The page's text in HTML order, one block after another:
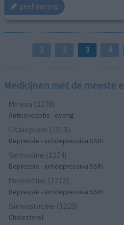
geef mening
1 2 3 4
Medicijnen met de meeste
Mirena (2378)
Anticonceptie - overig
Citalopram (1513)
Depressie - antidepressiva SSRI
Sertraline (1274)
Depressie - antidepressiva SSRI
Paroxetine (1272)
Depressie - antidepressiva SSRI
Simvastatine (1228)
Cholesterol